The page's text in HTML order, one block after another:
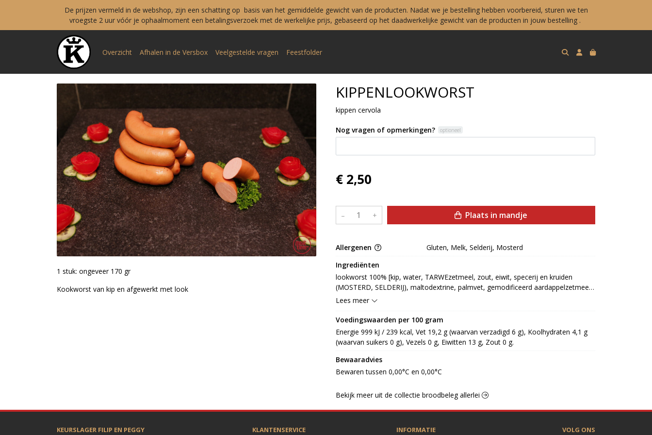
De prijzen vermeld in de webshop, zijn een schatting op basis van het gemiddelde gewicht van de producten. Nadat we je bestelling hebben voorbereid, sturen we ten
vroegste 2 uur vóór je ophaalmoment een betalingsverzoek met de werkelijke prijs, gebaseerd op het daadwerkelijke gewicht van de producten in jouw bestelling .
Overzicht Afhalen in de Versbox Veelgestelde vragen Feestfolder
1 stuk: ongeveer 170 gr
Kookworst van kip en afgewerkt met look
KIPPENLOOKWORST
kippen cervola
Nog vragen of opmerkingen? optioneel
€ 2,50
– + Plaats in mandje
Allergenen
Gluten, Melk, Selderij, Mosterd
Ingrediënten
lookworst 100% [kip, water, TARWEzetmeel, zout, eiwit, specerij en kruiden
(MOSTERD, SELDERIJ), maltodextrine, palmvet, gemodificeerd aardappelzetmeel,
aroma, specerij, ui, kleurstof: E150c, knoflook, gistextract, dextrose, LACTOSE,
E452, smaakversterker: E621, E627, E631, antioxidant: E301, E392] (GLUTEN,
MELK)
Lees meer
Voedingswaarden per 100 gram
Energie 999 kJ / 239 kcal, Vet 19,2 g (waarvan verzadigd 6 g), Koolhydraten 4,1 g
(waarvan suikers 0 g), Vezels 0 g, Eiwitten 13 g, Zout 0 g.
Bewaaradvies
Bewaren tussen 0,00°C en 0,00°C
Bekijk meer uit de collectie broodbeleg allerlei
KEURSLAGER FILIP EN PEGGY KLANTENSERVICE INFORMATIE VOLG ONS